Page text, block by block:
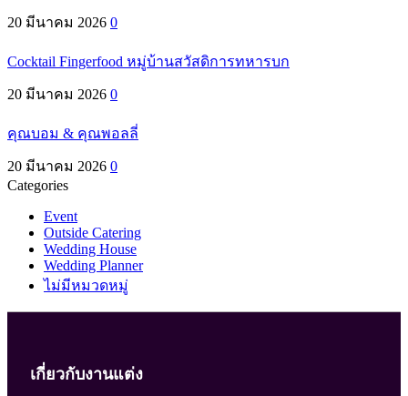
20 มีนาคม 2026 0
Cocktail Fingerfood หมู่บ้านสวัสดิการทหารบก
20 มีนาคม 2026 0
คุณบอม & คุณพอลลี่
20 มีนาคม 2026 0
Categories
Event
Outside Catering
Wedding House
Wedding Planner
ไม่มีหมวดหมู่
เกี่ยวกับงานแต่ง